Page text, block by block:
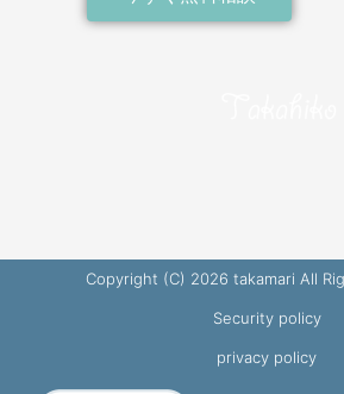
Copyright (C) 2026 takamari All
Security policy
privacy policy